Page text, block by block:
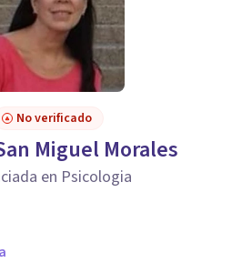
No verificado
Miguel Morales
en Psicologia